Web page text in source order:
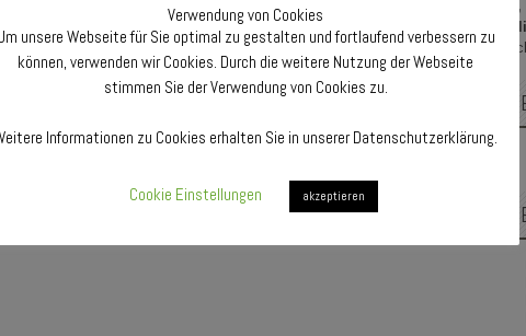
Verwendung von Cookies
unsere Webseite für Sie optimal zu gestalten und fortlaufend verbessern zu
können, verwenden wir Cookies. Durch die weitere Nutzung der Webseite
stimmen Sie der Verwendung von Cookies zu.
Informationen zu Cookies erhalten Sie in unserer Datenschutzerklärung.
Cookie Einstellungen akzeptieren